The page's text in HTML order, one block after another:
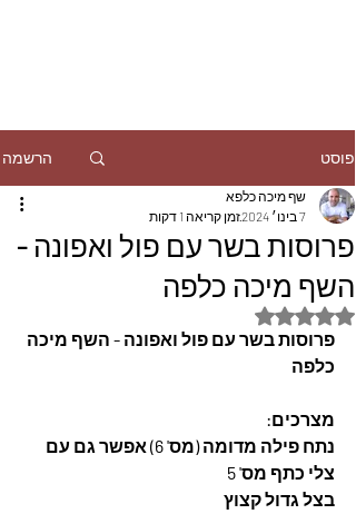
פוסט הרשמה
פרוסות בשר עם פול ואפונה -
השף מיכה כלפה
שף מיכה כלפא
7 בינו׳ 2024
זמן קריאה 1 דקות
דירוג של NaN מתוך 5 כוכבים
פרוסות בשר עם פול ואפונה - השף מיכה
כלפה
מצרכים:
נתח פילה מדומה (מס' 6) אפשר גם עם
צלי כתף מס' 5
בצל גדול קצוץ